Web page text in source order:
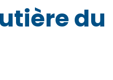
du